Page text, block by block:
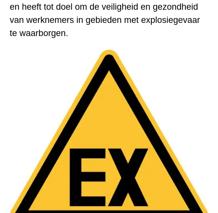
en heeft tot doel om de veiligheid en gezondheid
van werknemers in gebieden met explosiegevaar
te waarborgen.